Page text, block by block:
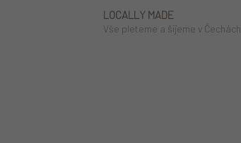
LOCALLY MADE
Vše pleteme a šijeme v Čechách.